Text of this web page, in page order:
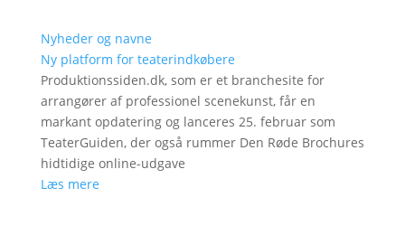
Nyheder og navne
Ny platform for teaterindkøbere
Produktionssiden.dk, som er et branchesite for
arrangører af professionel scenekunst, får en
markant opdatering og lanceres 25. februar som
TeaterGuiden, der også rummer Den Røde Brochures
hidtidige online-udgave
Læs mere